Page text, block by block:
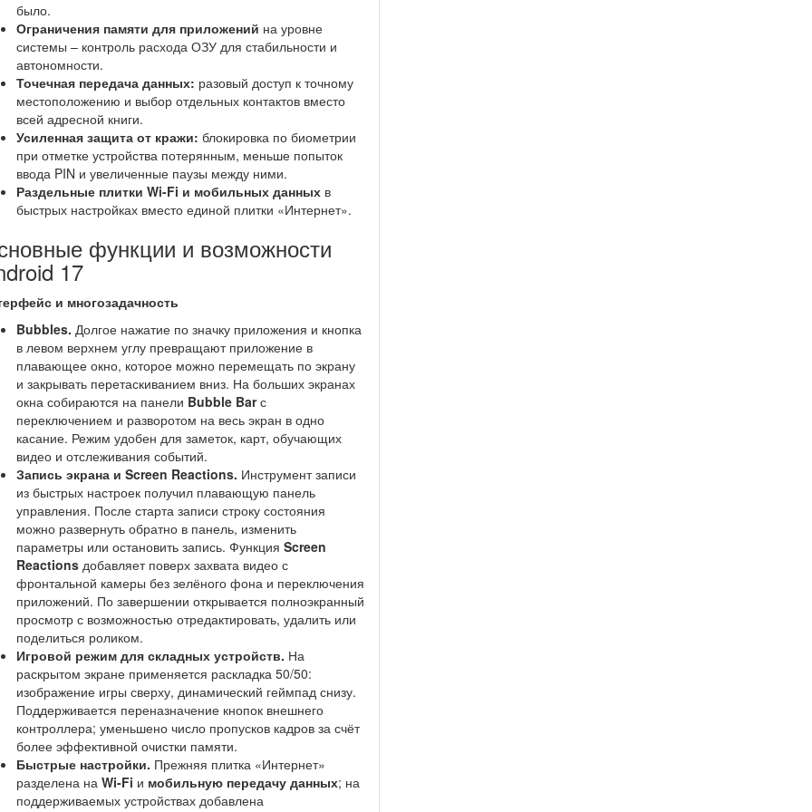
было.
Ограничения памяти для приложений на уровне
системы – контроль расхода ОЗУ для стабильности и
автономности.
Точечная передача данных: разовый доступ к точному
местоположению и выбор отдельных контактов вместо
всей адресной книги.
Усиленная защита от кражи: блокировка по биометрии
при отметке устройства потерянным, меньше попыток
ввода PIN и увеличенные паузы между ними.
Раздельные плитки Wi-Fi и мобильных данныхв
быстрых настройках вместо единой плитки «Интернет».
функции и возможности
17
и многозадачность
Bubbles. Долгое нажатие по значку приложения и кнопка
в левом верхнем углу превращают приложение в
плавающее окно, которое можно перемещать по экрану
и закрывать перетаскиванием вниз. На больших экранах
окна собираются на панели Bubble Barс
переключением и разворотом на весь экран в одно
касание. Режим удобен для заметок, карт, обучающих
видео и отслеживания событий.
Запись экрана и Screen Reactions. Инструмент записи
из быстрых настроек получил плавающую панель
управления. После старта записи строку состояния
можно развернуть обратно в панель, изменить
параметры или остановить запись. Функция Screen
Reactionsдобавляет поверх захвата видео с
фронтальной камеры без зелёного фона и переключения
приложений. По завершении открывается полноэкранный
просмотр с возможностью отредактировать, удалить или
поделиться роликом.
Игровой режим для складных устройств. На
раскрытом экране применяется раскладка 50/50:
изображение игры сверху, динамический геймпад снизу.
Поддерживается переназначение кнопок внешнего
контроллера; уменьшено число пропусков кадров за счёт
более эффективной очистки памяти.
Быстрые настройки. Прежняя плитка «Интернет»
разделена на Wi-Fi и мобильную передачу данных; на
поддерживаемых устройствах добавлена